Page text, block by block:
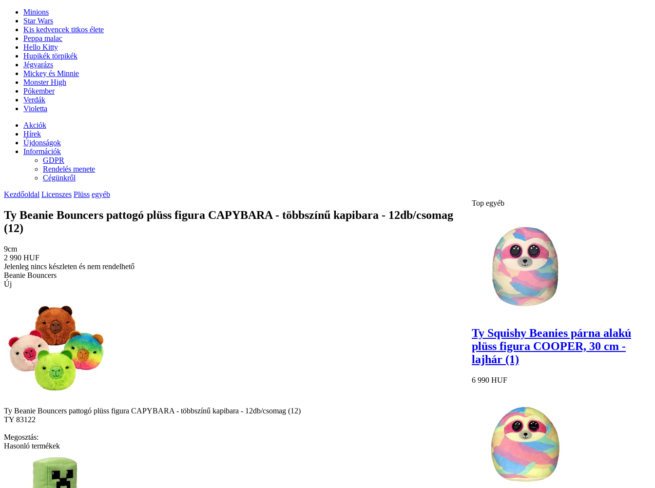
Minions
Star Wars
Kis kedvencek titkos élete
Peppa malac
Hello Kitty
Hupikék törpikék
Jégvarázs
Mickey és Minnie
Monster High
Pókember
Verdák
Violetta
Akciók
Hírek
Újdonságok
Információk
GDPR
Rendelés menete
Cégünkről
Kezdőoldal Licenszes Plüss egyéb
Ty Beanie Bouncers pattogó plüss figura CAPYBARA - többszínű kapibara - 12db/csomag
(12)
9cm
2 990 HUF
Jelenleg nincs készleten és nem rendelhető
Beanie Bouncers
Új
Ty Beanie Bouncers pattogó plüss figura CAPYBARA - többszínű kapibara - 12db/csomag (12)
TY 83122
Megosztás:
Hasonló termékek
Top egyéb
Ty Squishy Beanies párna alakú
plüss figura COOPER, 30 cm -
lajhár (1)
6 990 HUF